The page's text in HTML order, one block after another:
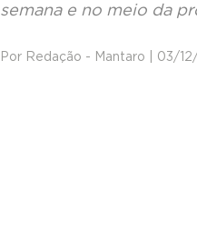
semana e no meio da
Por Redação - Mantaro | 03/12/